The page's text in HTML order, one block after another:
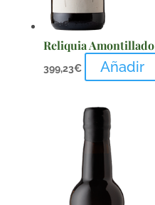
Reliquia Amontillado
399,23€ Añadir